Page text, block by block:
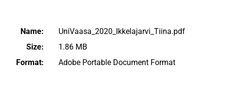
Name:
UniVaasa_2020_Ikkelajarvi_Tiina.pdf
Size:
1.86 MB
Format:
Adobe Portable Document Format